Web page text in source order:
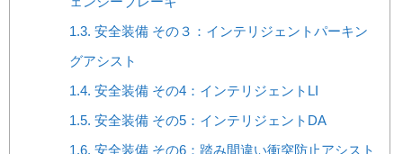
1.3. 安全装備 その３：インテリジェントパーキン
グアシスト
1.4. 安全装備 その4：インテリジェントLI
1.5. 安全装備 その5：インテリジェントDA
1.6. 安全装備 その6：踏み間違い衝突防止アシスト